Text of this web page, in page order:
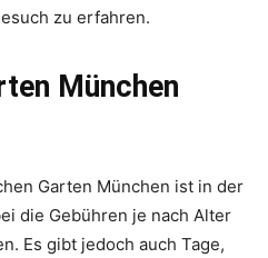
zu erfahren.
München
Garten München ist in der
die Gebühren je nach Alter
Es gibt jedoch auch Tage,